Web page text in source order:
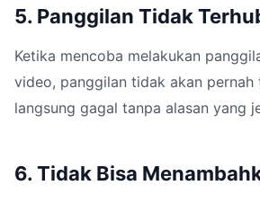
5. Panggilan Tidak
Ketika mencoba melakukan
video, panggilan tidak akan pernah
langsung gagal tanpa alasan yang
6. Tidak Bisa